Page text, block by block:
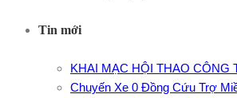
Tin mới
KHAI MẠC HỘI THAO CÔNG
Chuyến Xe 0 Đồng Cứu Trợ